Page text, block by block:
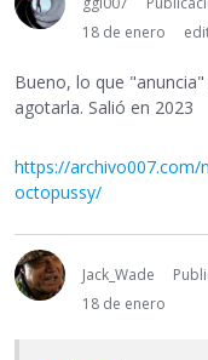
18 de enero
Bueno, lo que
agotarla. Salió en 2023
https://archivo007.com/
octopussy/
Jack_Wade
18 de enero